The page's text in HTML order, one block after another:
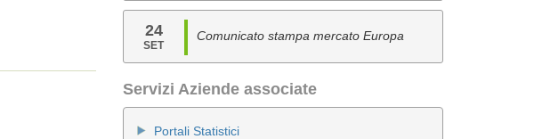
24
SET
Comunicato stampa mercato Europa
Servizi Aziende associate
Portali Statistici